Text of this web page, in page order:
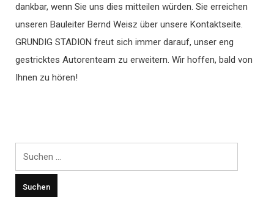
dankbar, wenn Sie uns dies mitteilen würden. Sie erreichen
unseren Bauleiter Bernd Weisz über unsere Kontaktseite.
GRUNDIG STADION freut sich immer darauf, unser eng
gestricktes Autorenteam zu erweitern. Wir hoffen, bald von
Ihnen zu hören!